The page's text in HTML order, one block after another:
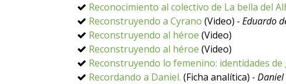
Reconocimiento al colectivo de La bella del
Reconstruyendo a Cyrano (Video) - Eduardo
Reconstruyendo al héroe (Video)
Reconstruyendo al héroe (Video)
Reconstruyendo lo femenino: identidades
Recordando a Daniel. (Ficha analítica) - Daniel